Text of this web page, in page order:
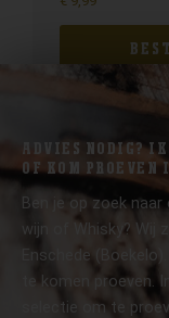
ADVIES NODIG?
OF KOM
Ben je op zoek
wijn of Whisky? Wij
Enschede
te komen proeven.
selectie om te